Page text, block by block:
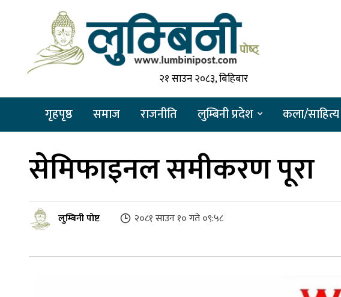
२१ साउन २०८३, बिहिबार
गृहपृष्ठ समाज राजनीति लुम्बिनी प्रदेश कला/साहित्य
सेमिफाइनल समीकरण पूरा
लुम्बिनी पोष्ट २०८१ साउन १० गते ०९:५८